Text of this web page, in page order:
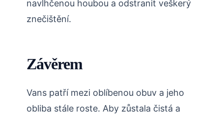
navlhčenou houbou a odstranit veškerý
znečištění.
Závěrem
Vans patří mezi oblíbenou obuv a jeho
obliba stále roste. Aby zůstala čistá a